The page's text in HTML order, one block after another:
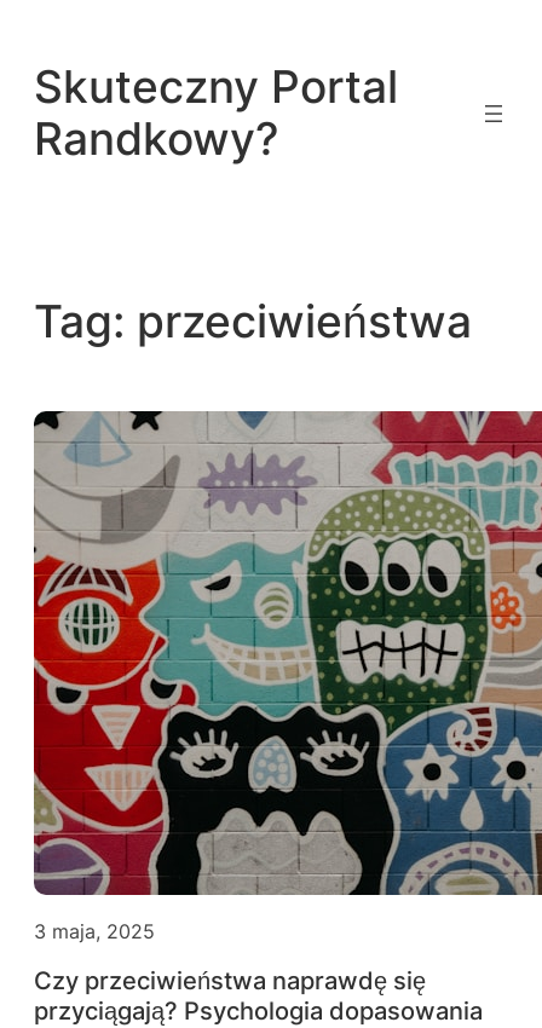
treści
Skuteczny Portal
Randkowy?
Tag: przeciwieństwa
3 maja, 2025
Czy przeciwieństwa naprawdę się
przyciągają? Psychologia dopasowania